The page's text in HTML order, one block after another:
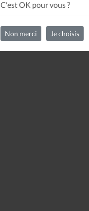
C'est OK pour vous ?
Non merci Je choisis